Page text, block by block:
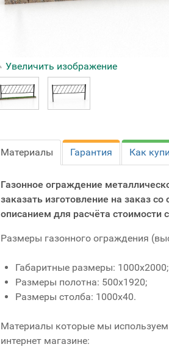
Увеличить изображение
Материалы Гарантия Как
Газонное ограждение
заказать изготовление на заказ
описанием для расчёта стоимости
Размеры газонного ограждения
Габаритные размеры: 1000х2000;
Размеры полотна: 500х1920;
Размеры столба: 1000х40.
Материалы которые мы
интернет магазине: